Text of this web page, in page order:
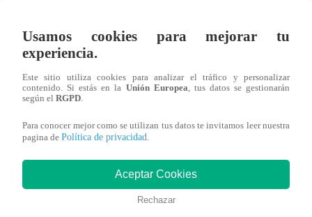
Redacción Latina
Un tumor gigante de alta complejidad fue extraído en
mujer de 22 años a quien le habían pronosticado solo
Usamos cookies para mejorar tu
experiencia.
Este sitio utiliza cookies para analizar el tráfico y personalizar
contenido. Si estás en la Unión Europea, tus datos se gestionarán
según el RGPD.
Para conocer mejor como se utilizan tus datos te invitamos leer nuestra
pagina de Política de privacidad.
Aceptar Cookies
Rechazar